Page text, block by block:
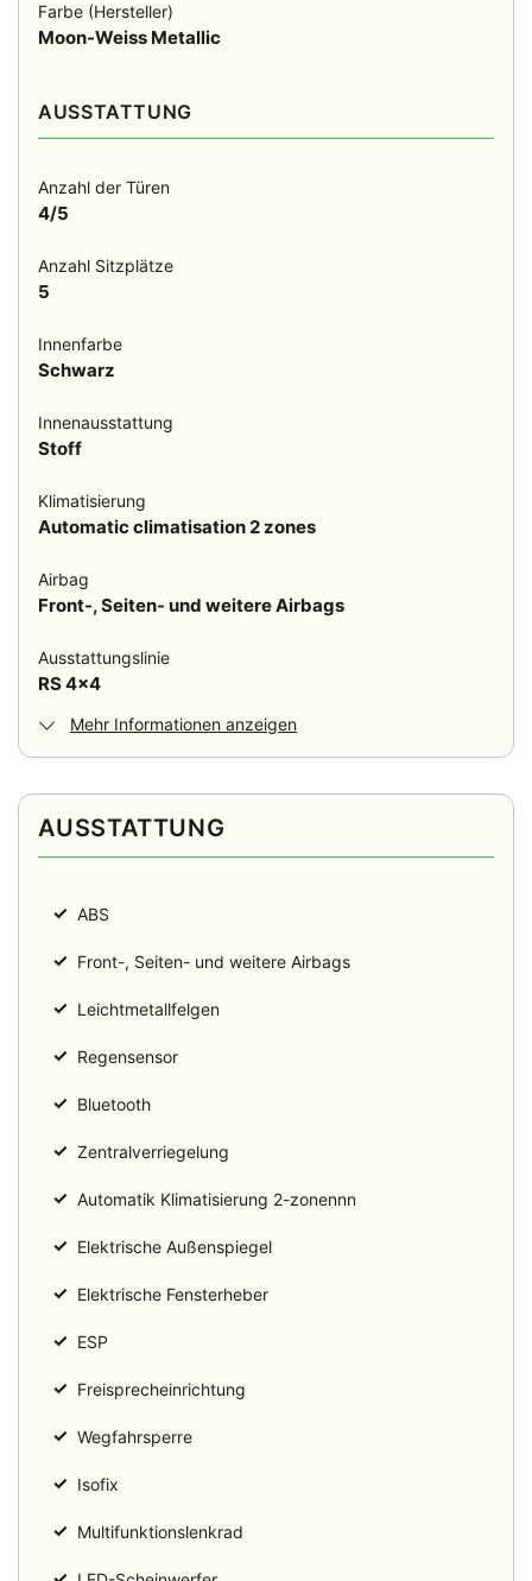
Farbe (Hersteller)
Moon-Weiss Metallic
AUSSTATTUNG
Anzahl der Türen
4/5
Anzahl Sitzplätze
5
Innenfarbe
Schwarz
Innenausstattung
Stoff
Klimatisierung
Automatic climatisation 2 zones
Airbag
Front-, Seiten- und weitere Airbags
Ausstattungslinie
RS 4x4
Mehr Informationen anzeigen
AUSSTATTUNG
✓ ABS
✓ Front-, Seiten- und weitere Airbags
✓ Leichtmetallfelgen
✓ Regensensor
✓ Bluetooth
✓ Zentralverriegelung
✓ Automatik Klimatisierung 2-zonennn
✓ Elektrische Außenspiegel
✓ Elektrische Fensterheber
✓ ESP
✓ Freisprecheinrichtung
✓ Wegfahrsperre
✓ Isofix
✓ Multifunktionslenkrad